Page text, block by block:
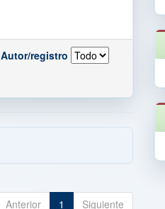
Autor/registro
Anterior 1 Siguiente